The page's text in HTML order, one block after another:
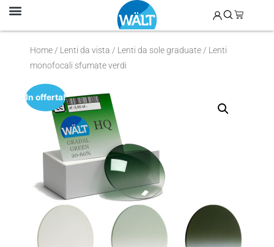
Home / Lenti da vista / Lenti da sole graduate / Lenti
monofocali sfumate verdi
In offerta!